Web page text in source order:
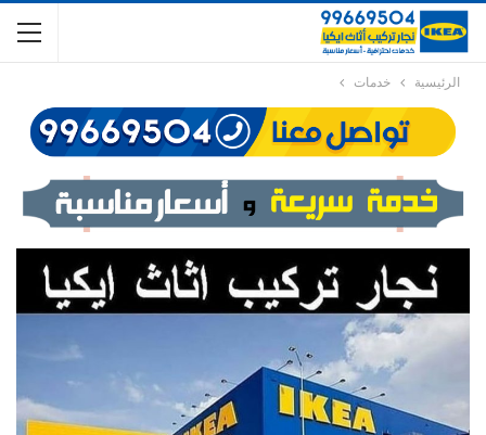
الرئيسية خدمات